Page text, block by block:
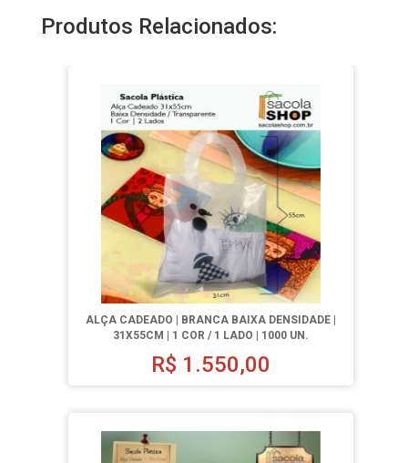
Produtos Relacionados:
ALÇA CADEADO | BRANCA BAIXA DENSIDADE |
31X55CM | 1 COR / 1 LADO | 1000 UN.
R$ 1.550,00